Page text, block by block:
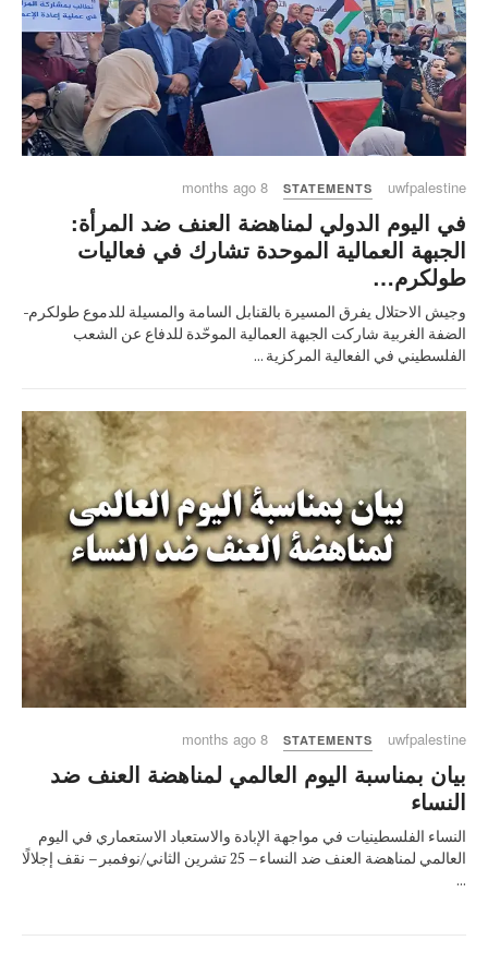
uwfpalestine
STATEMENTS
8 months ago
في اليوم الدولي لمناهضة العنف ضد المرأة:
الجبهة العمالية الموحدة تشارك في فعاليات
طولكرم…
وجيش الاحتلال يفرق المسيرة بالقنابل السامة والمسيلة للدموع طولكرم-
الضفة الغربية شاركت الجبهة العمالية الموحّدة للدفاع عن الشعب
الفلسطيني في الفعالية المركزية ...
uwfpalestine
STATEMENTS
8 months ago
بيان بمناسبة اليوم العالمي لمناهضة العنف ضد
النساء
النساء الفلسطينيات في مواجهة الإبادة والاستعباد الاستعماري في اليوم
العالمي لمناهضة العنف ضد النساء – 25 تشرين الثاني/نوفمبر – نقف إجلالًا
...